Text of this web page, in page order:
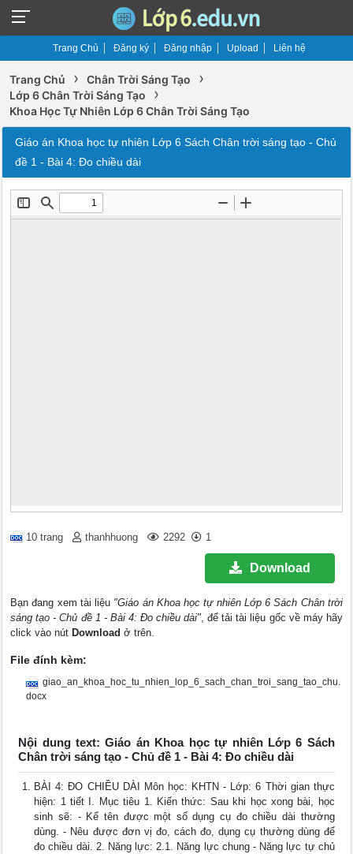
Trang Chủ Đăng ký Đăng nhập Upload Liên hệ
Trang Chủ › Chân Trời Sáng Tạo ›
Lớp 6 Chân Trời Sáng Tạo ›
Khoa Học Tự Nhiên Lớp 6 Chân Trời Sáng Tạo
Giáo án Khoa học tự nhiên Lớp 6 Sách Chân trời sáng tạo - Chủ
đề 1 - Bài 4: Đo chiều dài
10 trang thanhhuong 2292 1
Download
Bạn đang xem tài liệu "Giáo án Khoa học tự nhiên Lớp 6 Sách Chân trời
sáng tạo - Chủ đề 1 - Bài 4: Đo chiều dài", để tải tài liệu gốc về máy hãy
click vào nút Download ở trên.
File đính kèm:
giao_an_khoa_hoc_tu_nhien_lop_6_sach_chan_troi_sang_tao_chu.
docx
Nội dung text: Giáo án Khoa học tự nhiên Lớp 6 Sách
Chân trời sáng tạo - Chủ đề 1 - Bài 4: Đo chiều dài
BÀI 4: ĐO CHIỀU DÀI Môn học: KHTN - Lớp: 6 Thời gian thực
hiện: 1 tiết I. Mục tiêu 1. Kiến thức: Sau khi học xong bài, học
sinh sẽ: - Kể tên được một số dụng cụ đo chiều dài thường
dùng. - Nêu được đơn vị đo, cách đo, dụng cụ thường dùng để
đo chiều dài. 2. Năng lực: 2.1. Năng lực chung - Năng lực tự chủ